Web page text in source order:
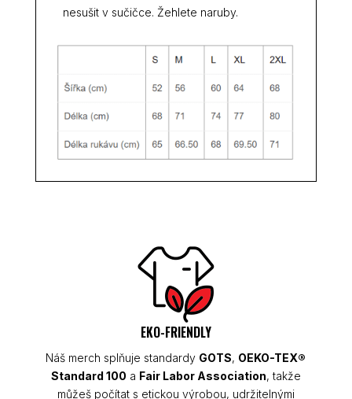
nesušit v sučičce. Žehlete naruby.
EKO-FRIENDLY
Náš merch splňuje standardy GOTS, OEKO-TEX®
Standard 100 a Fair Labor Association, takže
můžeš počítat s etickou výrobou, udržitelnými